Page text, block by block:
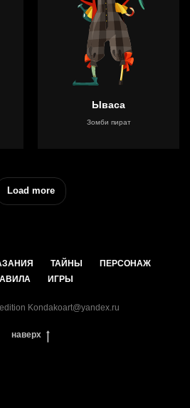
Ываса
Зомби пират
Load more
ТАЙНЫ
ПЕРСОНАЖ
ИГРЫ
Kondakoart@yandex.ru
наверх